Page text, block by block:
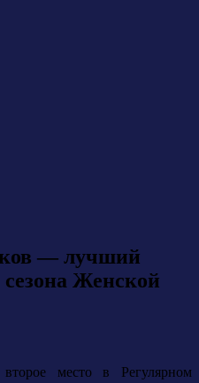
— лучший
Женской
место в Регулярном